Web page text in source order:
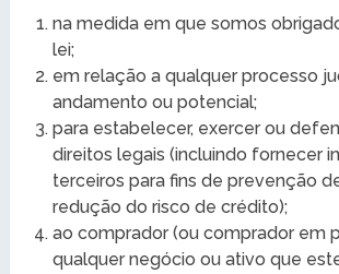
na medida em que somos
lei;
em relação a qualquer processo
andamento ou potencial;
para estabelecer, exercer ou
direitos legais (incluindo fornecer
terceiros para fins de prevenção
redução do risco de crédito);
ao comprador (ou comprador em
qualquer negócio ou ativo que